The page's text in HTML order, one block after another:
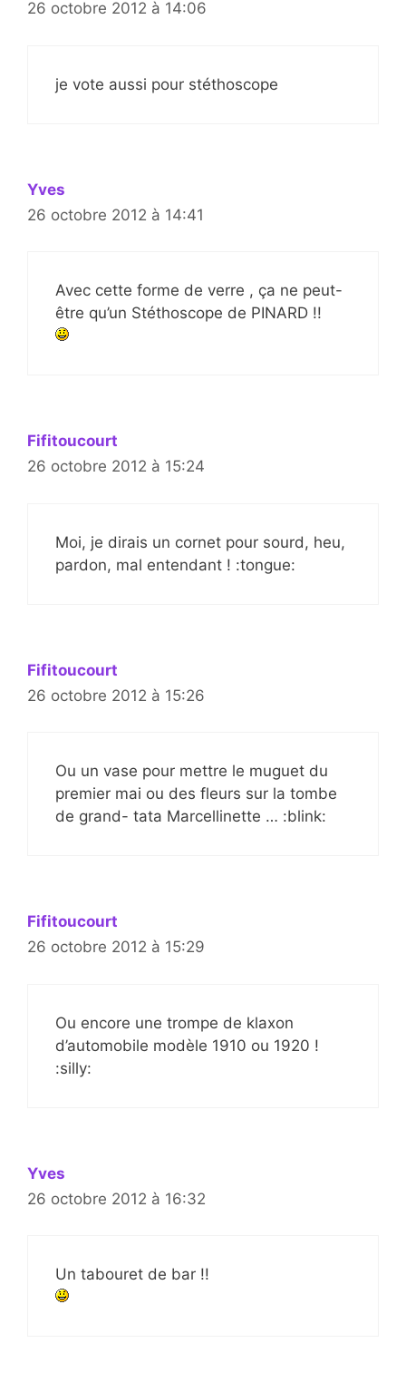
26 octobre 2012 à 14:06
je vote aussi pour stéthoscope
Yves
26 octobre 2012 à 14:41
Avec cette forme de verre , ça ne peut-
être qu’un Stéthoscope de PINARD !!
Fifitoucourt
26 octobre 2012 à 15:24
Moi, je dirais un cornet pour sourd, heu,
pardon, mal entendant ! :tongue:
Fifitoucourt
26 octobre 2012 à 15:26
Ou un vase pour mettre le muguet du
premier mai ou des fleurs sur la tombe
de grand- tata Marcellinette … :blink:
Fifitoucourt
26 octobre 2012 à 15:29
Ou encore une trompe de klaxon
d’automobile modèle 1910 ou 1920 !
:silly:
Yves
26 octobre 2012 à 16:32
Un tabouret de bar !!